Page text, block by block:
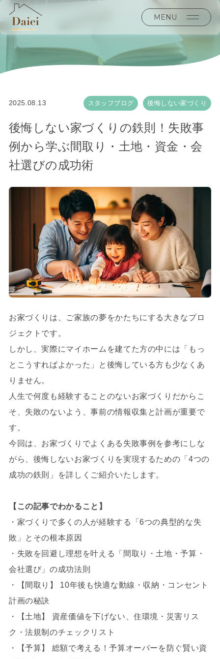
MENU
2025.08.13 スタッフブログ 後悔しない家づくり
後悔しない家づくりの鉄則！失敗事
例から学ぶ間取り・土地・資金・会
社選びの成功術
お家づくりは、ご家族の夢をかたちにする大きなプロ
ジェクトです。
しかし、実際にマイホームを建てた方の中には「もっ
とこうすればよかった」と後悔している方も少なくあ
りません。
人生で何度も経験することのないお家づくりだからこ
そ、失敗のないよう、事前の情報収集と計画が重要で
す。
今回は、お家づくりでよくある失敗事例を参考にしな
がら、後悔しないお家づくりを実現するための「4つの
成功の鉄則」を詳しくご紹介いたします。
【この記事でわかること】
・家づくりで多くの人が経験する「6つの典型的な失
敗」とその根本原因
・失敗を回避し理想を叶える「間取り・土地・予算・
会社選び」の成功法則
・【間取り】 10年後も快適な動線・収納・コンセント
計画の秘訣
・【土地】 資産価値を下げない、住環境・災害リス
ク・法規制のチェックリスト
・【予算】 総額で考える！予算オーバーを防ぐ賢い資